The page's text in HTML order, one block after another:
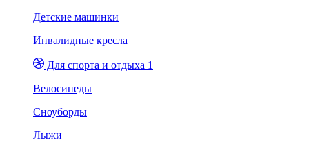
Детские машинки
Инвалидные кресла
Для спорта и отдыха 1
Велосипеды
Сноуборды
Лыжи